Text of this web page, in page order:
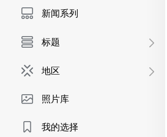
新闻系列
标题
地区
照片库
我的选择